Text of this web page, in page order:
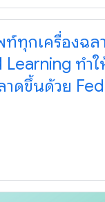
ท์ทุกเครื่องฉล
Learning ทำ
าดขึ้นด้วย